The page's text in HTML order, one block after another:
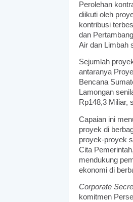
Perolehan
diikuti oleh
kontribusi
dan
Air dan Limbah
Sejumlah
antaranya
Bencana
Lamongan
Rp148,3 Miliar,
Capaian ini
proyek di
proyek-proyek
Cita
mendukung
ekonomi di
Corporate
komitmen